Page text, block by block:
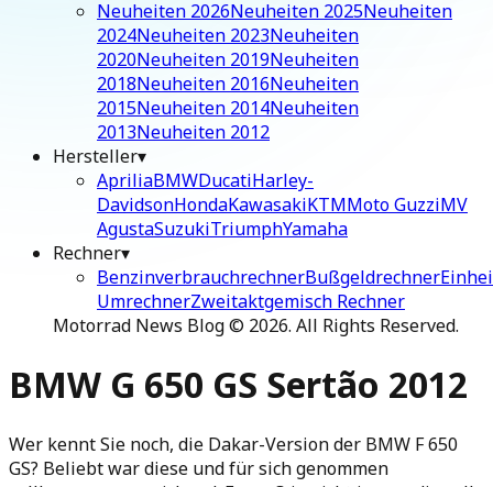
Neuheiten 2026Neuheiten 2025Neuheiten
2024Neuheiten 2023Neuheiten
2020Neuheiten 2019Neuheiten
2018Neuheiten 2016Neuheiten
2015Neuheiten 2014Neuheiten
2013Neuheiten 2012
Hersteller▾
ApriliaBMWDucatiHarley-
DavidsonHondaKawasakiKTMMoto GuzziMV
AgustaSuzukiTriumphYamaha
Rechner▾
BenzinverbrauchrechnerBußgeldrechner
UmrechnerZweitaktgemisch Rechner
Motorrad News Blog © 2026. All Rights Reserved.
BMW G 650 GS Sertão 2012
Wer kennt Sie noch, die Dakar-Version der BMW F 650
GS? Beliebt war diese und für sich genommen